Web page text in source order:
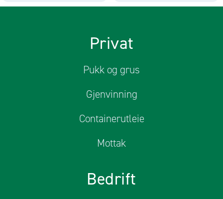
Privat
Pukk og grus
Gjenvinning
Containerutleie
Mottak
Bedrift